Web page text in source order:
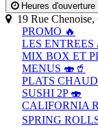
Heures d'ouverture
19 Rue
PROMO 🔥
LES ENTREES
MIX BOX ET
MENUS 🍣🥤
PLATS
SUSHI 2P 🍣
CALIFORNIA
SPRING